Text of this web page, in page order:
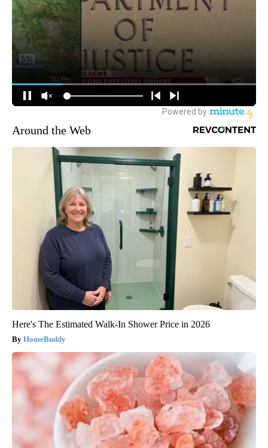
Around the Web
Here's The Estimated Walk-In Shower Price in 2026
HomeBuddy